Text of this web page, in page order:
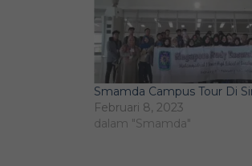
Smamda Campus Tour Di
Februari 8, 2023
dalam "Smamda"